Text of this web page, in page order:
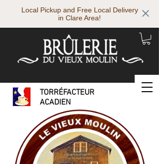
Local Pickup and Free Local Delivery
in Clare Area!
TORRÉFACTEUR
ACADIEN